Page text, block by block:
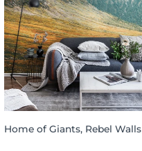
Home of Giants, Rebel Walls